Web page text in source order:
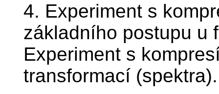
4. Experiment s
základního postupu u
Experiment s
transformací (spektra).